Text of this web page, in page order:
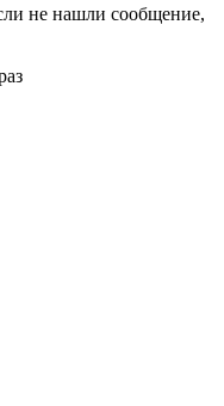
не нашли сообщение,